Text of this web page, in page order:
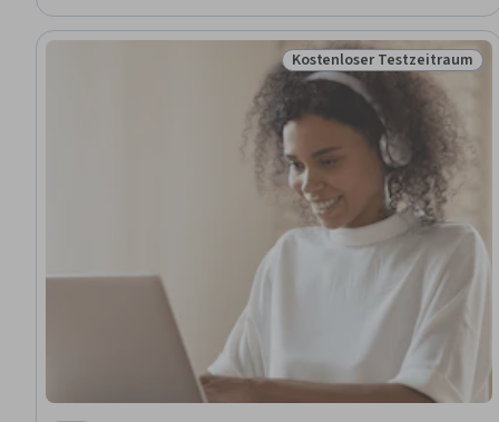
Networks, Medical Equipment and Technology, Medical
Status: Kostenloser
Kostenloser Testzeitraum